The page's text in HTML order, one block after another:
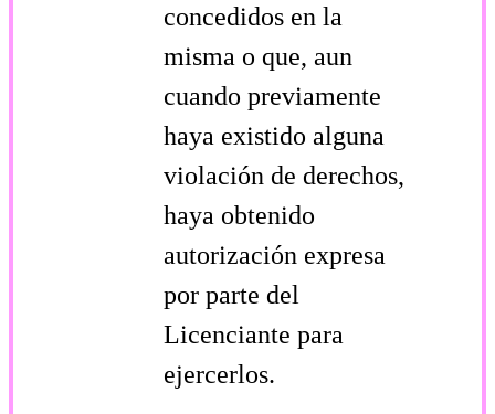
concedidos en la
misma o que, aun
cuando previamente
haya existido alguna
violación de derechos,
haya obtenido
autorización expresa
por parte del
Licenciante para
ejercerlos.